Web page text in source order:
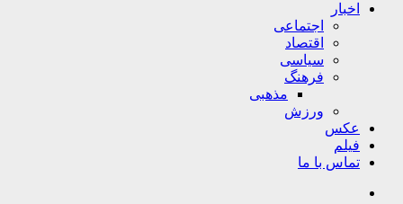
اخبار
اجتماعی
اقتصاد
سیاسی
فرهنگ
مذهبی
ورزش
عکس
فیلم
تماس با ما